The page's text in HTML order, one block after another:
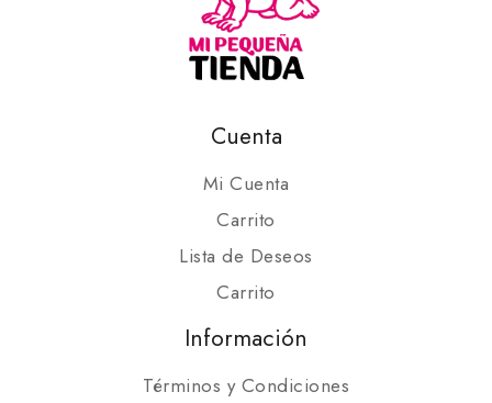
Cuenta
Mi Cuenta
Carrito
Lista de Deseos
Carrito
Información
Términos y Condiciones